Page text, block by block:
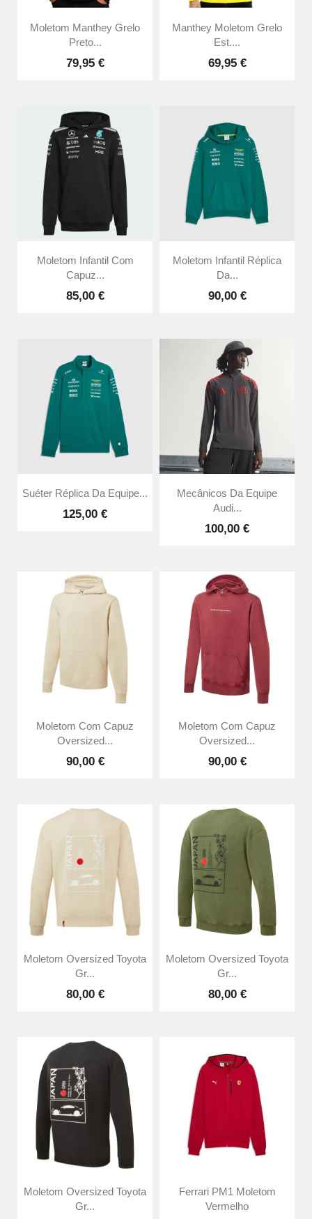
Moletom Manthey Grelo
Preto...
79,95 €
Manthey Moletom Grelo
Est....
69,95 €
Moletom Infantil Com
Capuz...
85,00 €
Moletom Infantil Réplica
Da...
90,00 €
Suéter Réplica Da Equipe...
125,00 €
Mecânicos Da Equipe
Audi...
100,00 €
Moletom Com Capuz
Oversized...
90,00 €
Moletom Com Capuz
Oversized...
90,00 €
Moletom Oversized Toyota
Gr...
80,00 €
Moletom Oversized Toyota
Gr...
80,00 €
Moletom Oversized Toyota
Gr...
Ferrari PM1 Moletom
Vermelho